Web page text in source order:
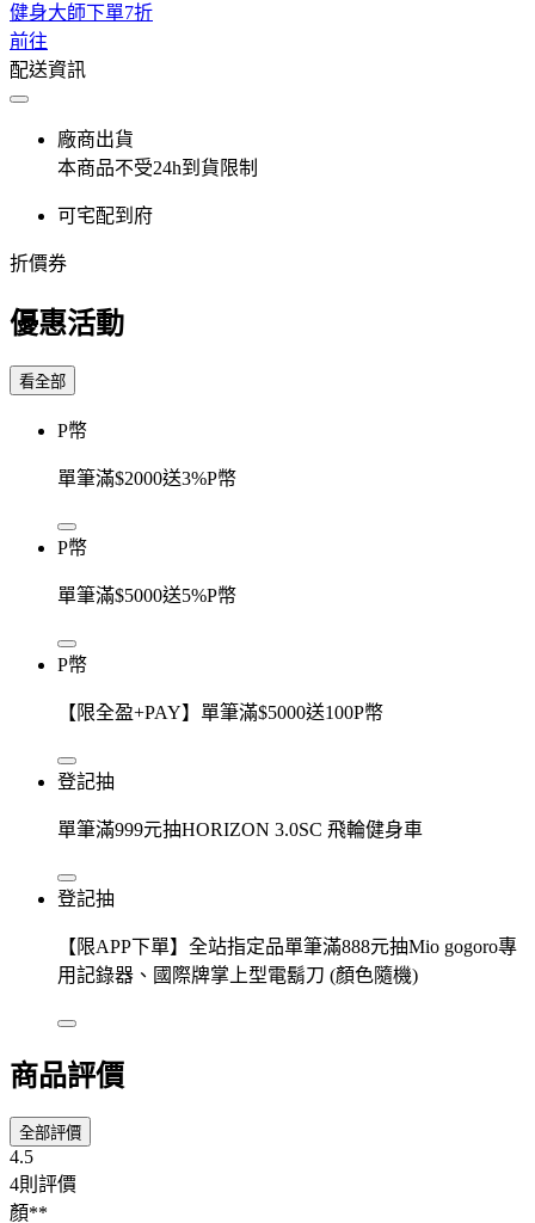
健身大師下單7折
前往
配送資訊
廠商出貨
本商品不受24h到貨限制
可宅配到府
折價券
優惠活動
看全部
P幣
單筆滿$2000送3%P幣
P幣
單筆滿$5000送5%P幣
P幣
【限全盈+PAY】單筆滿$5000送100P幣
登記抽
單筆滿999元抽HORIZON 3.0SC 飛輪健身車
登記抽
【限APP下單】全站指定品單筆滿888元抽Mio gogoro專
用記錄器、國際牌掌上型電鬍刀 (顏色隨機)
商品評價
全部評價
4.5
4則評價
顏**